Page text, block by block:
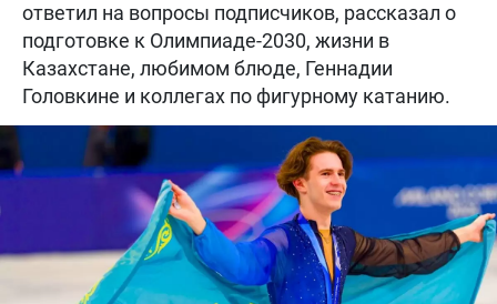
ответил на вопросы подписчиков, рассказал о
подготовке к Олимпиаде-2030, жизни в
Казахстане, любимом блюде, Геннадии
Головкине и коллегах по фигурному катанию.